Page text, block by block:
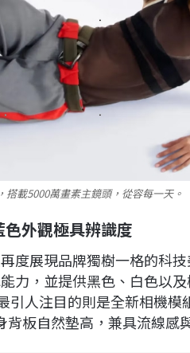
載5000萬畫素主鏡頭，從容每一天。
外觀極具辨識度
度展現品牌獨樹一格的科
力，並提供黑色、白色以
引人注目的則是全新相機
板自然墊高，兼具流線感